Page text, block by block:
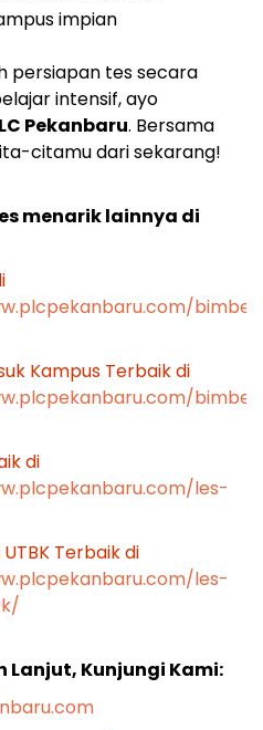
impian
persiapan tes secara
intensif, ayo
Pekanbaru. Bersama
citamu dari sekarang!
menarik lainnya di
Kampus Terbaik di
di
les-
Terbaik di
les-
Lanjut, Kunjungi Kami: